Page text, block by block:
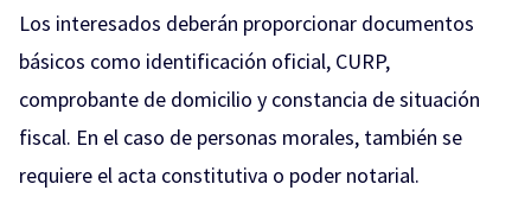
Los interesados deberán proporcionar documentos
básicos como identificación oficial, CURP,
comprobante de domicilio y constancia de situación
fiscal. En el caso de personas morales, también se
requiere el acta constitutiva o poder notarial.